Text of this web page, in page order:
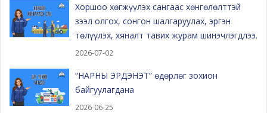
Хоршоо хөгжүүлэх сангаас хөнгөлөлттэй
зээл олгох, сонгон шалгаруулах, эргэн
төлүүлэх, хяналт тавих журам шинэчлэгдлээ.
2026-07-02
“НАРНЫ ЭРДЭНЭТ” өдөрлөг зохион
байгуулагдана
2026-06-25